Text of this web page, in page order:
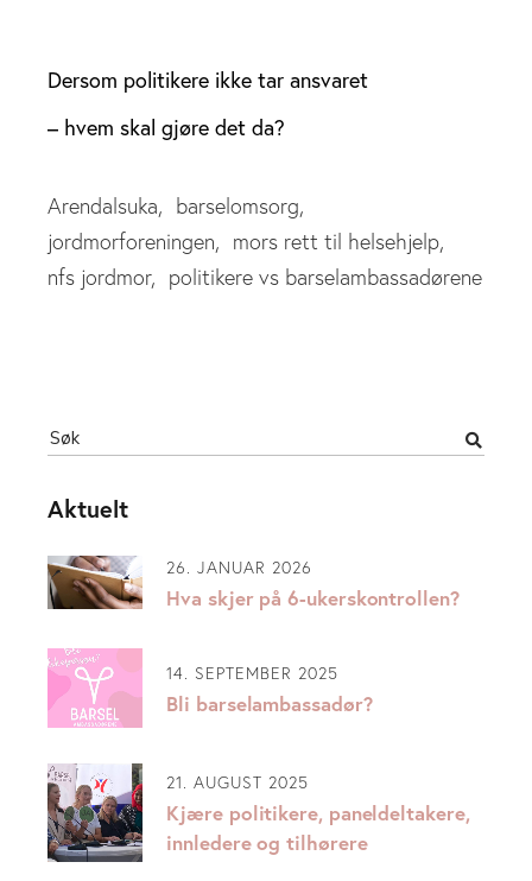
Dersom politikere ikke tar ansvaret
– hvem skal gjøre det da?
Arendalsuka
barselomsorg
jordmorforeningen
mors rett til helsehjelp
nfs jordmor
politikere vs barselambassadørene
Aktuelt
26. JANUAR 2026
Hva skjer på 6-ukerskontrollen?
14. SEPTEMBER 2025
Bli barselambassadør?
21. AUGUST 2025
Kjære politikere, paneldeltakere,
innledere og tilhørere